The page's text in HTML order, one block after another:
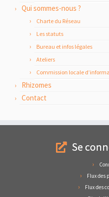
Qui sommes-nous ?
Charte du Réseau
Les statuts
Bureau et infos légales
Ateliers
Commission locale
Rhizomes
Contact
Se
Flux des
Flux des